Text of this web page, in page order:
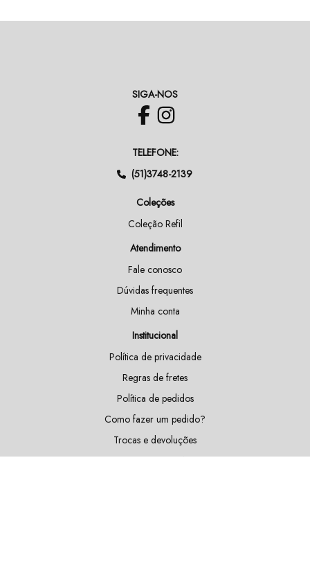
SIGA-NOS
TELEFONE:
(51)3748-2139
Coleções
Coleção Refil
Atendimento
Fale conosco
Dúvidas frequentes
Minha conta
Institucional
Política de privacidade
Regras de fretes
Política de pedidos
Como fazer um pedido?
Trocas e devoluções
Doações e patrocínios